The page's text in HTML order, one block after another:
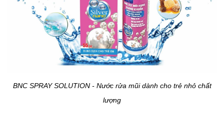
BNC SPRAY SOLUTION - Nước rửa mũi dành cho trẻ nhỏ chất
lượng